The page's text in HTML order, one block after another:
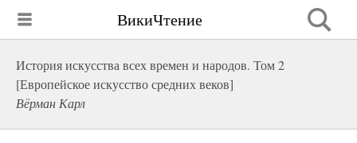
ВикиЧтение
История искусства всех времен и народов. Том 2
[Европейское искусство средних веков]
Вёрман Карл